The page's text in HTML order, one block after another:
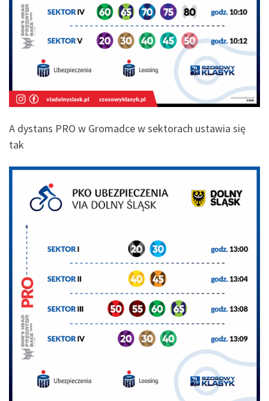
A dystans PRO w Gromadce w sektorach ustawia się
tak